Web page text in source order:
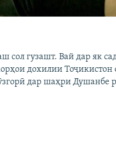
сол гузашт. Вай дар як
дохилии Тоҷикистон
дар шаҳри Душанбе